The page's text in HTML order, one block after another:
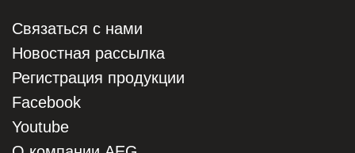
Связаться с нами
Новостная рассылка
Регистрация продукции
Facebook
Youtube